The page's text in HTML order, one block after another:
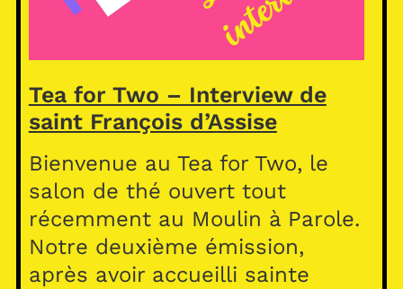
Tea for Two – Interview de
saint François d’Assise
Bienvenue au Tea for Two, le
salon de thé ouvert tout
récemment au Moulin à Parole.
Notre deuxième émission,
après avoir accueilli sainte